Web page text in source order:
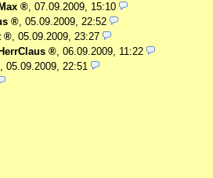
Max , 07.09.2009, 15:10
, 05.09.2009, 22:52
, 05.09.2009, 23:27
HerrClaus , 06.09.2009, 11:22
, 05.09.2009, 22:51